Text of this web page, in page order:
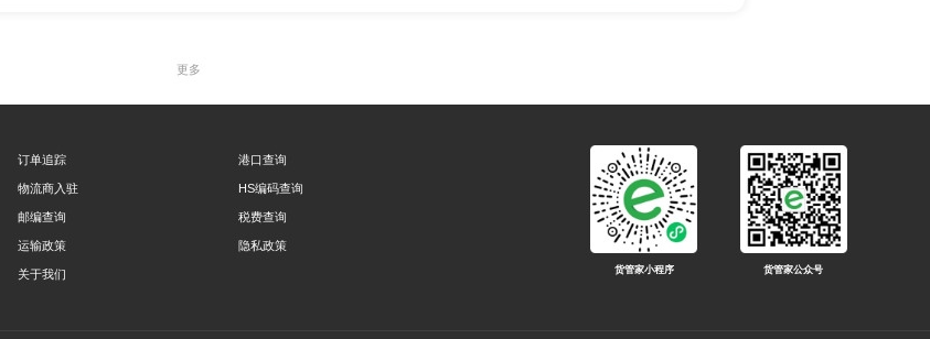
更多
订单追踪 港口查询
物流商入驻 HS编码查询
邮编查询 税费查询
运输政策 隐私政策
关于我们 货管家小程序 货管家公众号